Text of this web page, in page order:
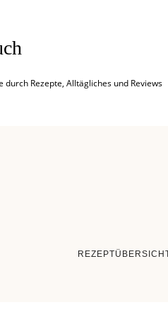
durch Rezepte, Alltägliches und Reviews